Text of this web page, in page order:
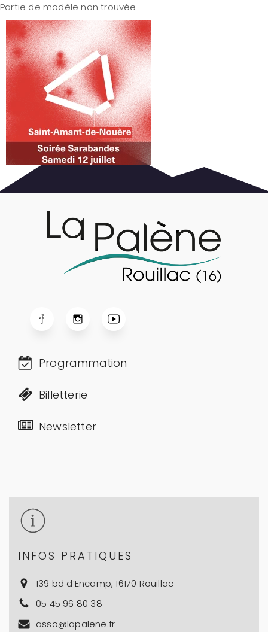
Partie de modèle non trouvée
Programmation
Billetterie
Newsletter
INFOS PRATIQUES
139 bd d’Encamp, 16170 Rouillac
05 45 96 80 38​​
asso@lapalene.fr